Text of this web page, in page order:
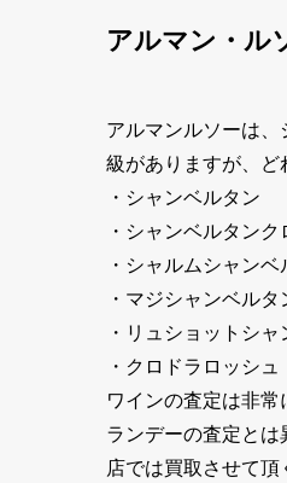
アルマン・ル
アルマンルソーは
級がありますが、ど
・シャンベルタン
・シャンベルタン
・シャルムシャンベ
・マジシャンベルタ
・リュショットシ
・クロドラロッシュ
ワインの査定は非
ランデーの査定と
店では買取させて